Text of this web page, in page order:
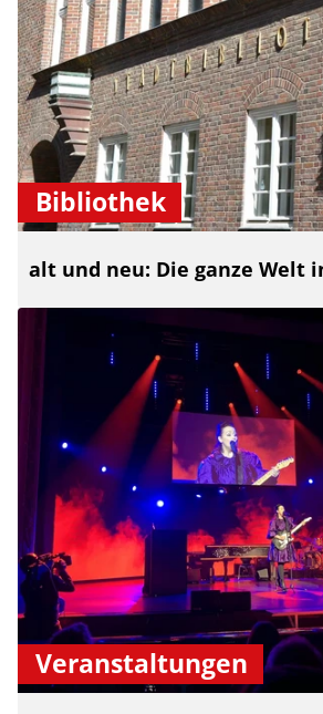
Bibliothek
alt und neu: Die ganze Welt
Veranstaltungen